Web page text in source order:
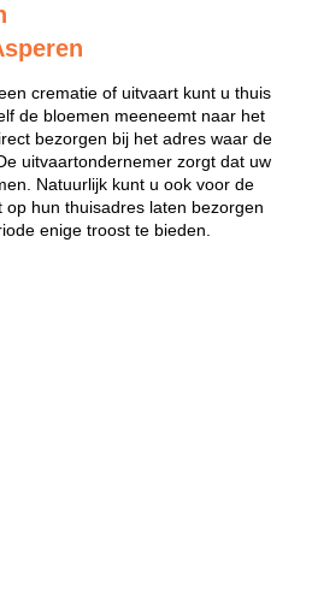
crematie of uitvaart kunt u thuis
de bloemen meeneemt naar het
bezorgen bij het adres waar de
uitvaartondernemer zorgt dat uw
Natuurlijk kunt u ook voor de
hun thuisadres laten bezorgen
enige troost te bieden.